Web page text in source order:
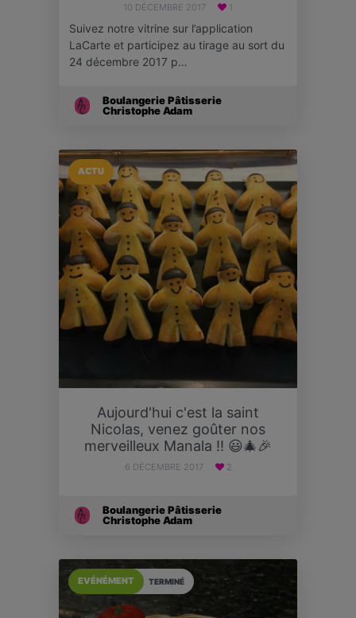
10 DÉCEMBRE 2017 1
Suivez notre vitrine sur l’application
LaCarte et participez au tirage au sort du
24 décembre 2017 p…
Boulangerie Pâtisserie
Christophe Adam
ACTU
Aujourd'hui c'est la saint
Nicolas, venez goûter nos
merveilleux Manala !! 😃🎄🎉
6 DÉCEMBRE 2017 2
Boulangerie Pâtisserie
Christophe Adam
TERMINÉ
EVÉNÉMENT